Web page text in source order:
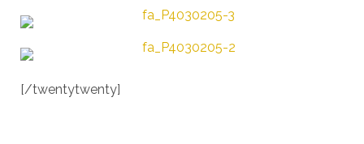
[/twentytwenty]